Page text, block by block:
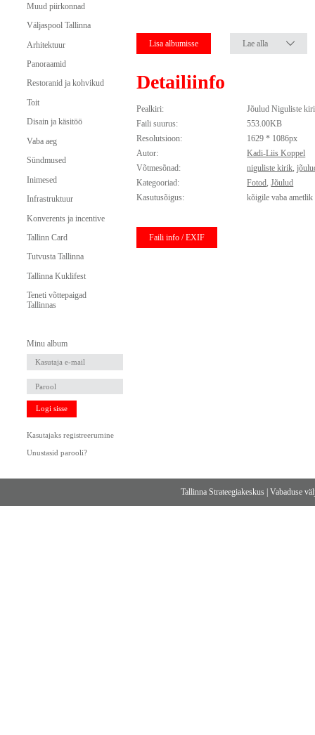
Muud piirkonnad
Väljaspool Tallinna
Arhitektuur
Panoraamid
Restoranid ja kohvikud
Toit
Disain ja käsitöö
Vaba aeg
Sündmused
Inimesed
Infrastruktuur
Konverents ja incentive
Tallinn Card
Tutvusta Tallinna
Tallinna Kuklifest
Teneti võttepaigad
Tallinnas
Minu album
Logi sisse
Kasutajaks registreerumine
Unustasid parooli?
Lisa albumisse Lae alla
Detailiinfo
Pealkiri:
Jõulud Niguliste
Faili suurus:
553.00KB
Resolutsioon:
1629 * 1086px
Autor:
Kadi-Liis Koppel
Võtmesõnad:
niguliste kirik,
Kategooriad:
Fotod,Jõulud
Kasutusõigus:
kõigile vaba
Faili info / EXIF
Tallinna Strateegiakeskus |Vabaduse